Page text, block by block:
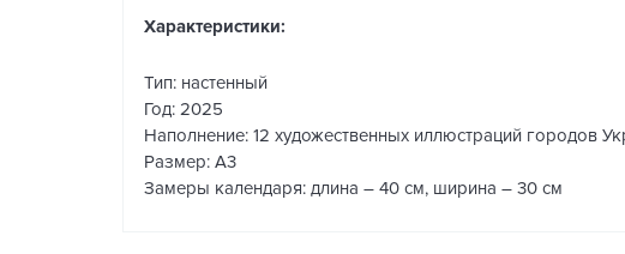
Характеристики:
Тип: настенный
Год: 2025
Наполнение: 12 художественных иллюстраций городов
Размер: А3
Замеры календаря: длина – 40 см, ширина – 30 см